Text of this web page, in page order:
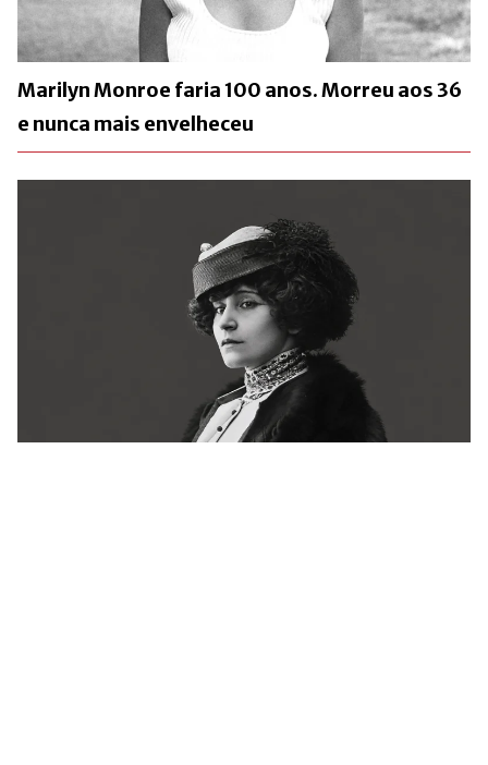
Marilyn Monroe faria 100 anos. Morreu aos 36
e nunca mais envelheceu